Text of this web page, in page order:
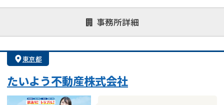
事務所詳細
対応が親身 オンライン面談可能
レスポンスが早い
1億円以上の買取可
東京都
たいよう不動産株式会社